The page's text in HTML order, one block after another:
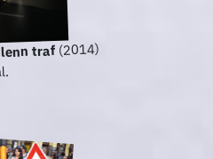
traf(2014)